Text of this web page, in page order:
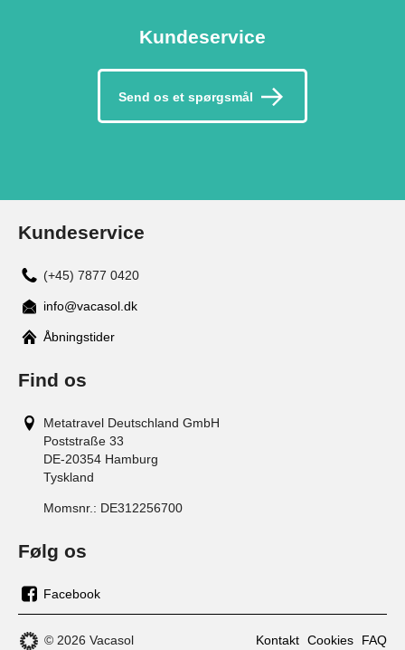
Kundeservice
Send os et spørgsmål
Kundeservice
(+45) 7877 0420
info@vacasol.dk
Åbningstider
Find os
Metatravel Deutschland GmbH
Poststraße 33
DE-20354 Hamburg
Tyskland
Momsnr.: DE312256700
Følg os
os
på
Facebook
© 2026 Vacasol Kontakt Cookies FAQ